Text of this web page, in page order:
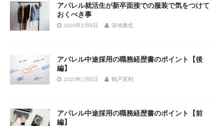
アパレル就活生が新卒面接での服装で気をつけて
おくべき事
2020年2月8日 深地雅也
アパレル中途採用の職務経歴書のポイント【後
編】
2020年2月8日 鶴戸茉利
アパレル中途採用の職務経歴書のポイント【前
編】